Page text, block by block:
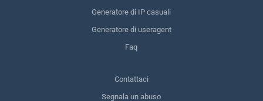
Generatore di IP casuali
Generatore di useragent
Faq
Contattaci
Segnala un abuso